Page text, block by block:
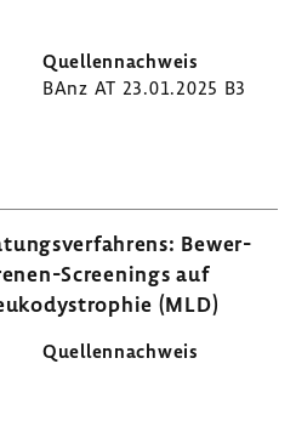
BAnz AT 23.01.2025 B3
Bewer­
​Screenings auf
(MLD)